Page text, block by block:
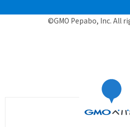
©GMO Pepabo, Inc. All